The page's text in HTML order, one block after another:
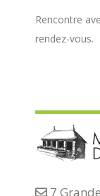
Rencontre
rendez-vous.
7